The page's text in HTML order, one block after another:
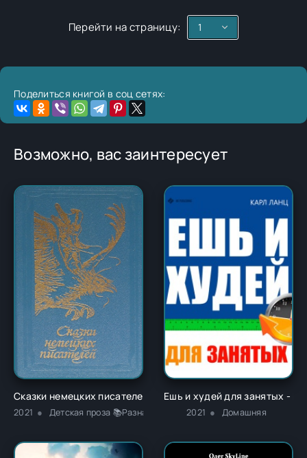
Перейти на страницу:
Поделиться книгой в соц сетях:
Возможно, вас заинтересует
Сказки немецких писателей - Новалис
2021 Детская проза 📚Разная литература
Ешь и худей для занятых -
2021 Домашняя